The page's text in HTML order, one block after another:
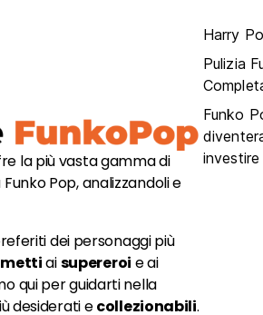
la più vasta gamma di
Pop, analizzandoli e
dei personaggi più
aisupereroi e ai
qui per guidarti nella
desiderati ecollezionabili.
Harry
Pulizia
Funko
investire